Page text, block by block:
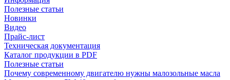
Полезные статьи
Новинки
Видео
Прайс-лист
Техническая документация
Каталог продукции в PDF
Полезные статьи
Почему современному двигателю нужны малозольные масла